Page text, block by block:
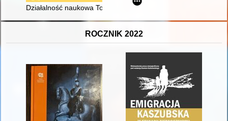
Działalność naukowa Towarzystwa Naukowego KUL
ROCZNIK 2022